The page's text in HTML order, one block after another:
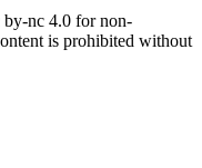
by-nc 4.0 for non-
is prohibited without